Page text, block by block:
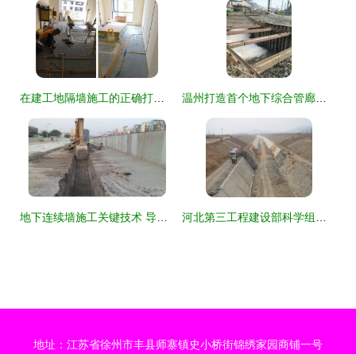
地址：江苏省徐州市丰县师寨镇史小桥街锦绣家园商铺一号